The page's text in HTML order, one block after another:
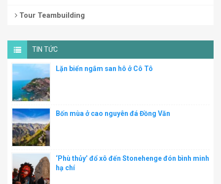
Tour Teambuilding
TIN TỨC
Lặn biển ngắm san hô ở Cô Tô
Bốn mùa ở cao nguyên đá Đồng Văn
‘Phù thủy’ đổ xô đến Stonehenge đón bình minh
hạ chí